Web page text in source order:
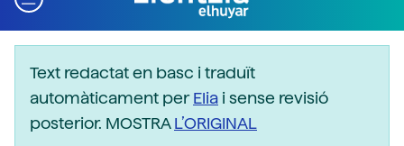
Text redactat en basc i traduït
automàticament perElia i sense revisió
posterior. MOSTRAL’ORIGINAL